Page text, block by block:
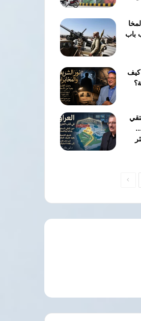
باب
كيف
الصفحة